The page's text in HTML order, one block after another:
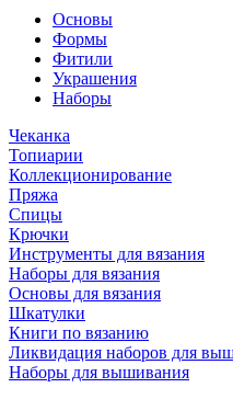
Основы
Формы
Фитили
Украшения
Наборы
Чеканка
Топиарии
Коллекционирование
Пряжа
Спицы
Крючки
Инструменты для вязания
Наборы для вязания
Основы для вязания
Шкатулки
Книги по вязанию
Ликвидация наборов для
Наборы для вышивания